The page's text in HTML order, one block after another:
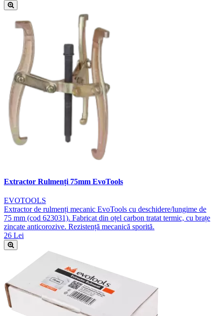
Extractor Rulmenți 75mm EvoTools
EVOTOOLS
Extractor de rulmenți mecanic EvoTools cu deschidere/lungime de
75 mm (cod 623031). Fabricat din oțel carbon tratat termic, cu brațe
zincate anticorozive. Rezistență mecanică sporită.
26 Lei